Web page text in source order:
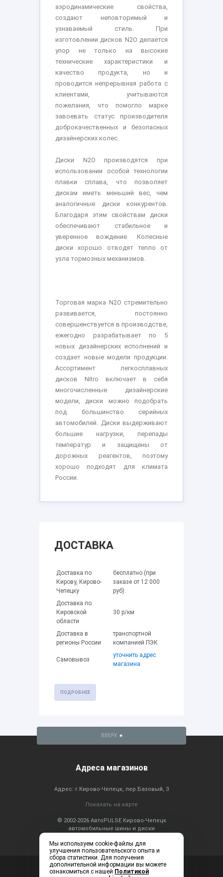
аэродинамические свойства,
создают неповторимый и
узнаваемый стиль. При
изготовлении дисков N2O делается
упор не только на высокие
технические характеристики и
качество продукта, но и
проводится непрерывная работа с
клиентами, учитываются
пожелания, что помогло марке
завоевать статус производителя
доброкачественных и безопасных
дизайнерских колес.
Диски N2O производятся при
использовании особой технологии
плавки сплава, что позволяет
дискам иметь меньший вес, чем
аналогичные диски конкурентов.
Благодаря этим свойствам диски
обеспечивают стабильное и
уверенное вождение. Колесные
диски хорошо отводят тепло от
узла тормозных механизмов.
Торговая марка N2O стремительно
развивается, постоянно
совершенствуется в производстве,
ежегодно разрабатывает по 5
новых дизайнерских исполнений и
создает новые модели продукции.
Ассортимент легкосплавных
дисков Nitro включает в себя
многочисленные дизайнерские
модели, диски можно подобрать
под большинство серийных
автомобилей. Диски выдерживают
большие нагрузки, перепады
температур и защищены от
дорожных реагентов, поэтому
хорошо подходят для климата
России.
ДОСТАВКА
Доставка по
Кирову, Кирово-
Чепецку
бесплатно (при
заказе от 12 000
руб).
Доставка по
Кировской
области
30 р/км
Доставка в
регионы России
транспортной
компанией ПЭК
Самовывоз
уточнить адрес
магазина
ПОДРОБНЕЕ
ВВЕРХ
Адреса магазинов
Адрес: г.Кирово-Чепецк, пер.Базовый, 3
Показать на карте
© 2002-2026 АвтоPULSE Кирово-Чепецк
автомобильные шины и диски
Консультация по
телефону: ежедневно с
+7 (83361) 2-20-60
Мы используем cookie-файлы для
улучшения пользовательского опыта и
сбора статистики. Для получения
дополнительной информации вы можете
ознакомиться с нашей Политикой